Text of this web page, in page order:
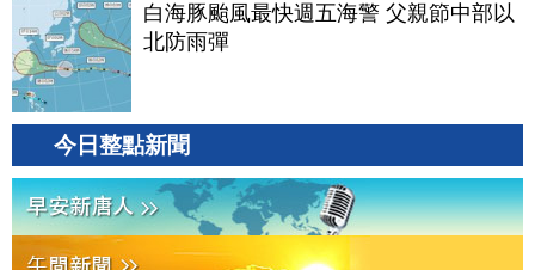
白海豚颱風最快週五海警 父親節中部以
北防雨彈
今日整點新聞